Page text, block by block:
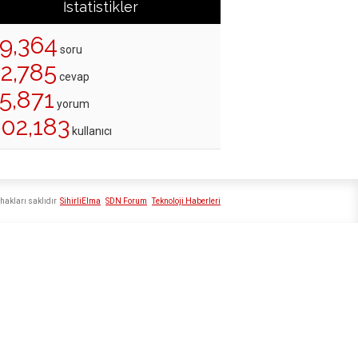
İstatistikler
soru
cevap
yorum
kullanıcı
SihirliElma SDN Forum Teknoloji Haberleri
saklıdır